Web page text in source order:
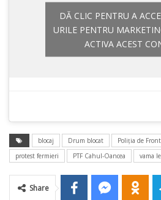
DĂ CLIC PENTRU A
URILE PENTRU
ACTIVA ACEST
blocaj Drum blocat Poliția de
protest fermieri
PTF Cahul-Oancea vama
Share